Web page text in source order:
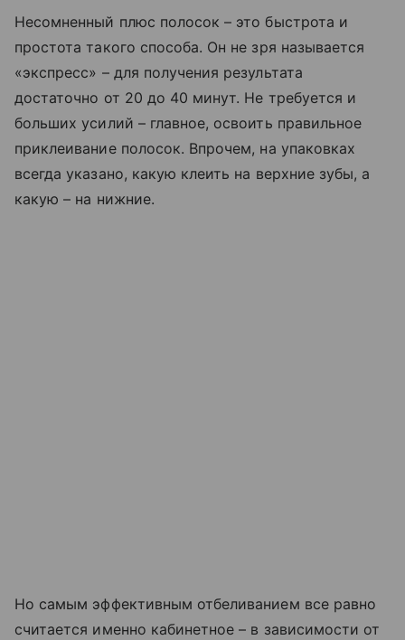
Несомненный плюс полосок – это быстрота и
простота такого способа. Он не зря называется
«экспресс» – для получения результата
достаточно от 20 до 40 минут. Не требуется и
больших усилий – главное, освоить правильное
приклеивание полосок. Впрочем, на упаковках
всегда указано, какую клеить на верхние зубы, а
какую – на нижние.
Но самым эффективным отбеливанием все равно
считается именно кабинетное – в зависимости от